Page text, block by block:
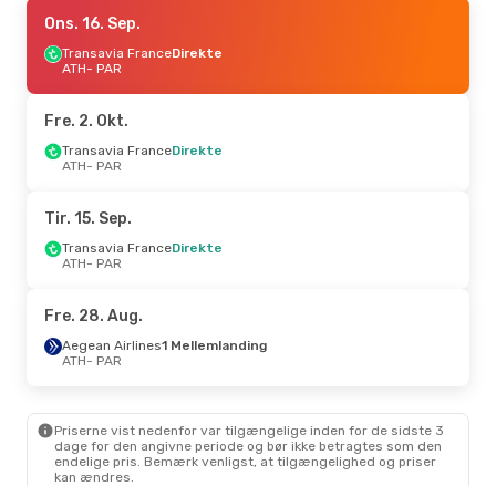
Tor. 17. Sep.- Ons. 23. Sep.
Transavia FranceDirekte
ATH- PAR
PAR- ATH
Ons. 16. Sep.
Transavia FranceDirekte
ATH- PAR
Fre. 2. Okt.
Transavia FranceDirekte
ATH- PAR
Tir. 15. Sep.
Transavia FranceDirekte
ATH- PAR
Fre. 28. Aug.
Aegean Airlines1 Mellemlanding
ATH- PAR
Priserne vist nedenfor var tilgængelige inden for de sidste 3
dage for den angivne periode og bør ikke betragtes som den
endelige pris. Bemærk venligst, at tilgængelighed og priser
kan ændres.